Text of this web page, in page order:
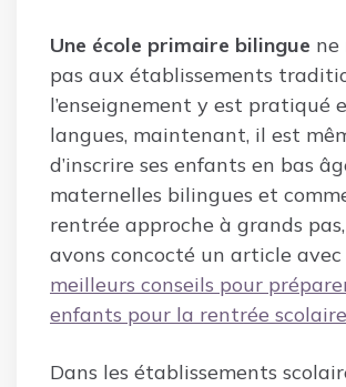
Une école primaire bilingue ne
pas aux établissements
l’enseignement y est pratiqué
langues, maintenant, il est
d’inscrire ses enfants en bas
maternelles bilingues et
rentrée approche à grands
avons concocté un article avec
meilleurs conseils pour
enfants pour la rentrée scolaire
Dans les établissements